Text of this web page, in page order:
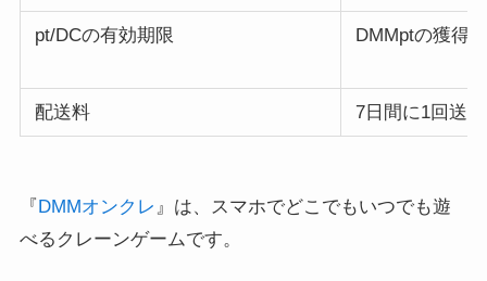
pt/DCの有効期限 DMMptの獲得
配送料 7日間に1回送
『 DMMオンクレ 』は、スマホでどこでもいつでも遊
べるクレーンゲームです。